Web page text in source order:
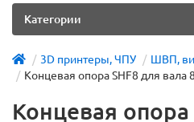
Категории
3D принтеры, ЧПУ
ШВП,
Концевая опора SHF8 для вала
Концевая опора